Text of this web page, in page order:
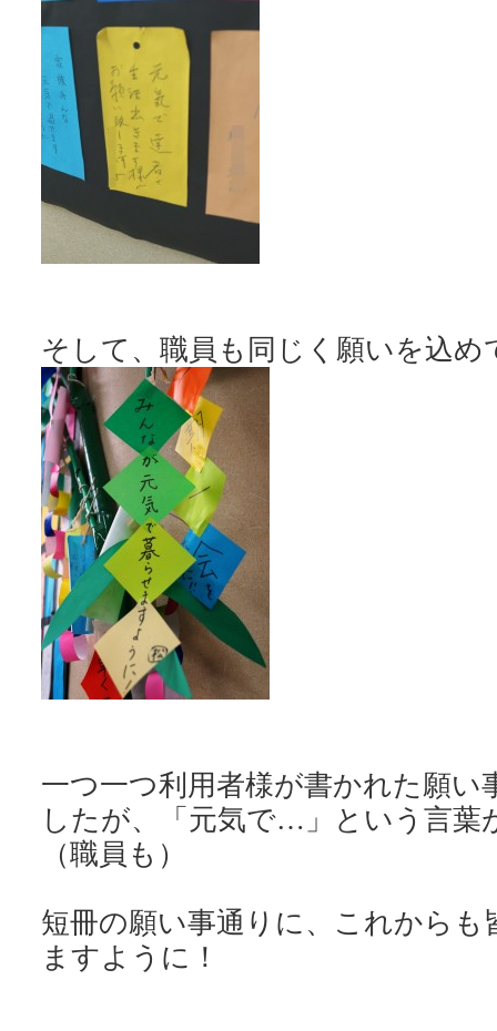
一つ一つ利用者様が書かれた願い
したが、「元気で…」という言葉
（職員も）
短冊の願い事通りに、これからも
ますように！